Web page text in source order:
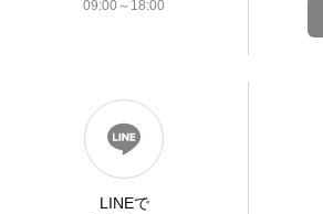
09:00～18:00
LINEで